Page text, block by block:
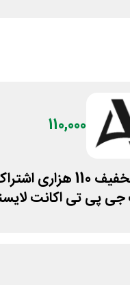
110,000
کد تخفیف 110 هزاری
پی تی اکانت